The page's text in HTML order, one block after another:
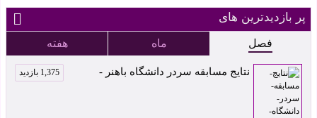
پر بازدیدترین های
فصل ماه هفته
نتایج مسابقه سردر دانشگاه باهنر - 1,375 بازدید